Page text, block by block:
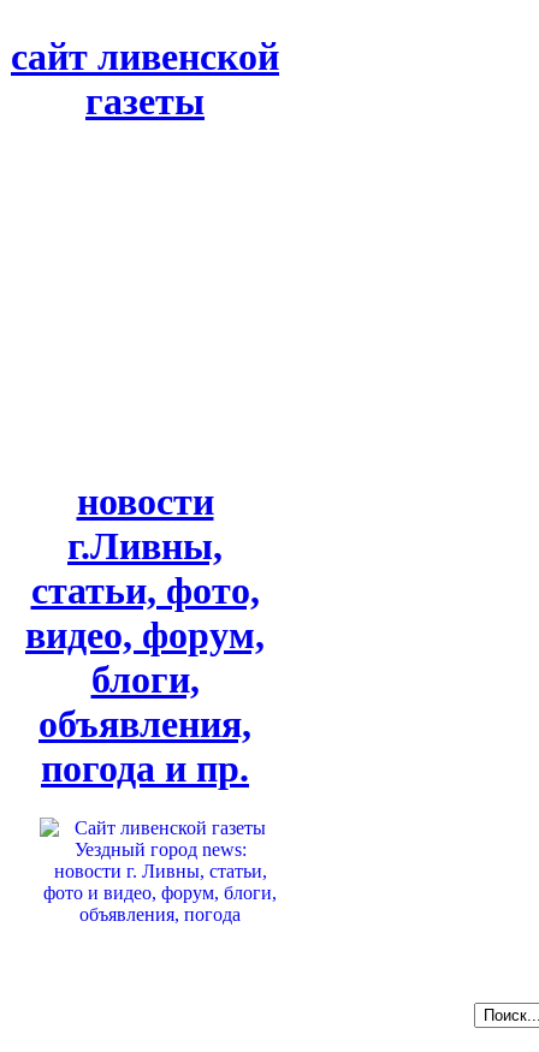
сайт ливенской
газеты
новости
г.Ливны,
статьи, фото,
видео, форум,
блоги,
объявления,
погода и пр.